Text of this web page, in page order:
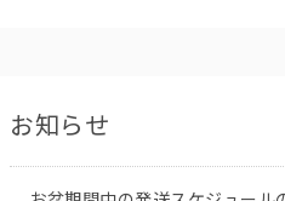
お知らせ